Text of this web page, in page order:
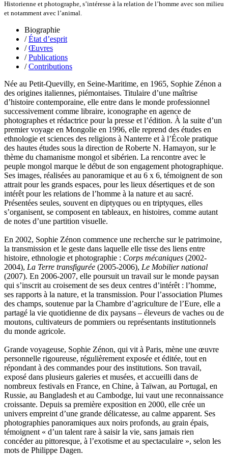
Terrisse Marc
Tesson Sylvain
Touboul Marion
Toumanov Vadim
Trouplin Boris
Troussier Virginie
Tuilier Romain
Tzapoff Antoine
Ujfalvy-Bourdon Marie de
Urbain Jean-Didier
Valéry Philippe
Valentin Jean-Pierre
Valverde Benjamin
Vayron Isabelle
Vayron Xavier
Vera Siphay
Victor Daphné
Victor Paul-Émile
Victor Stéphane
Vignon Vincent
Villemagne François-Xavier de
Weill-Parot Nicolas
Weis Robert
Yger Yves
Zénon Sophie
Historienne et photographe, s’intéresse à la relation de l’homme avec son milieu
et notamment avec l’animal.
Biographie
/État d’esprit
/Œuvres
/Publications
/Contributions
Née au Petit-Quevilly, en Seine-Maritime, en 1965, Sophie Zénon a
des origines italiennes, piémontaises. Titulaire d’une maîtrise
d’histoire contemporaine, elle entre dans le monde professionnel
successivement comme libraire, iconographe en agence de
photographes et rédactrice pour la presse et l’édition. À la suite d’un
premier voyage en Mongolie en 1996, elle reprend des études en
ethnologie et sciences des religions à Nanterre et à l’École pratique
des hautes études sous la direction de Roberte N. Hamayon, sur le
thème du chamanisme mongol et sibérien. La rencontre avec le
peuple mongol marque le début de son engagement photographique.
Ses images, réalisées au panoramique et au 6 x 6, témoignent de son
attrait pour les grands espaces, pour les lieux désertiques et de son
intérêt pour les relations de l’homme à la nature et au sacré.
Présentées seules, souvent en diptyques ou en triptyques, elles
s’organisent, se composent en tableaux, en histoires, comme autant
de notes d’une partition visuelle.
En 2002, Sophie Zénon commence une recherche sur le patrimoine,
la transmission et le geste dans laquelle elle tisse des liens entre
histoire, ethnologie et photographie : Corps mécaniques (2002-
2004), La Terre transfigurée (2005-2006), Le Mobilier national
(2007). En 2006-2007, elle poursuit un travail sur le monde paysan
qui s’inscrit au croisement de ses deux centres d’intérêt : l’homme,
ses rapports à la nature, et la transmission. Pour l’association Plumes
des champs, soutenue par la Chambre d’agriculture de l’Eure, elle a
partagé la vie quotidienne de dix paysans – éleveurs de vaches ou de
moutons, cultivateurs de pommiers ou représentants institutionnels
du monde agricole.
Grande voyageuse, Sophie Zénon, qui vit à Paris, mène une œuvre
personnelle rigoureuse, régulièrement exposée et éditée, tout en
répondant à des commandes pour des institutions. Son travail,
exposé dans plusieurs galeries et musées, et accueilli dans de
nombreux festivals en France, en Chine, à Taïwan, au Portugal, en
Russie, au Bangladesh et au Cambodge, lui vaut une reconnaissance
croissante. Depuis sa première exposition en 2000, elle crée un
univers empreint d’une grande délicatesse, au calme apparent. Ses
photographies panoramiques aux noirs profonds, au grain épais,
témoignent « d’un talent rare à saisir la vie, sans jamais rien
concéder au pittoresque, à l’exotisme et au spectaculaire », selon les
mots de Philippe Dagen.